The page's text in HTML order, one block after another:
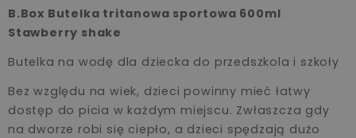
B.Box Butelka tritanowa sportowa 600ml
Stawberry shake
Butelka na wodę dla dziecka do przedszkola i szkoły
Bez względu na wiek, dzieci powinny mieć łatwy
dostęp do picia w każdym miejscu. Zwłaszcza gdy
na dworze robi się ciepło, a dzieci spędzają dużo